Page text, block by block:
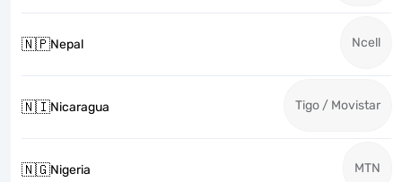
🇳🇵Nepal Ncell
🇳🇮Nicaragua Tigo / Movistar
🇳🇬Nigeria MTN